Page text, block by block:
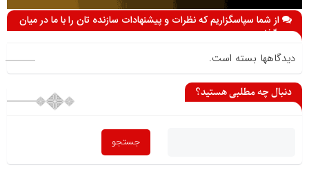
از شما سپاسگزاریم که نظرات و پیشنهادات سازنده تان را با ما در میان
می گذارید
دیدگاهها بسته است.
دنبال چه مطلبی هستید؟